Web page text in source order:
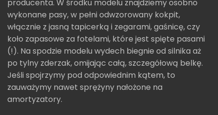
producenta. W środku modelu znajdziemy osobno
wykonane pasy, w pełni odwzorowany kokpit,
włącznie z jasną tapicerką i zegarami, gaśnicę, czy
koło zapasowe za fotelami, które jest spięte pasami
(!). Na spodzie modelu wydech biegnie od silnika aż
po tylny zderzak, omijając całą, szczegółową belkę.
Jeśli spojrzymy pod odpowiednim kątem, to
zauważymy nawet sprężyny nałożone na
amortyzatory.